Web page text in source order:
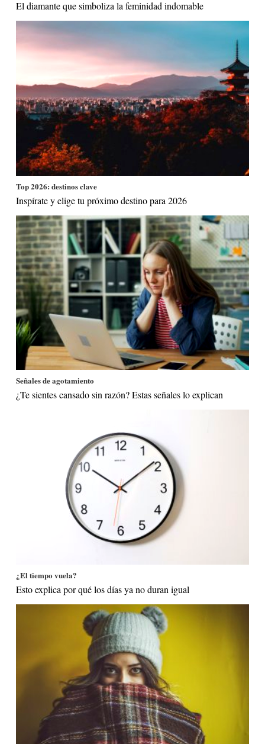
El diamante que simboliza la feminidad indomable
Top 2026: destinos clave
Inspírate y elige tu próximo destino para 2026
Señales de agotamiento
¿Te sientes cansado sin razón? Estas señales lo explican
¿El tiempo vuela?
Esto explica por qué los días ya no duran igual